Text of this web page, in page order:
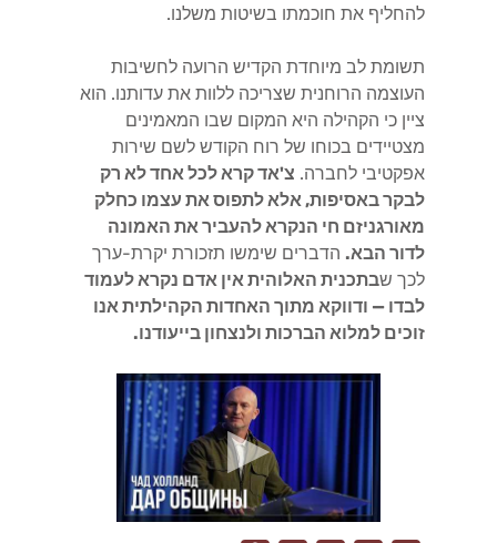
להחליף את חוכמתו בשיטות משלנו.
תשומת לב מיוחדת הקדיש הרועה לחשיבות
העוצמה הרוחנית שצריכה ללוות את עדותנו. הוא
ציין כי הקהילה היא המקום שבו המאמינים
מצטיידים בכוחו של רוח הקודש לשם שירות
אפקטיבי לחברה. צ'אד קרא לכל אחד לא רק
לבקר באסיפות, אלא לתפוס את עצמו כחלק
מאורגניזם חי הנקרא להעביר את האמונה
לדור הבא. הדברים שימשו תזכורת יקרת-ערך
לכך שבתכנית האלוהית אין אדם נקרא לעמוד
לבדו — ודווקא מתוך האחדות הקהילתית אנו
זוכים למלוא הברכות ולנצחון בייעודנו.